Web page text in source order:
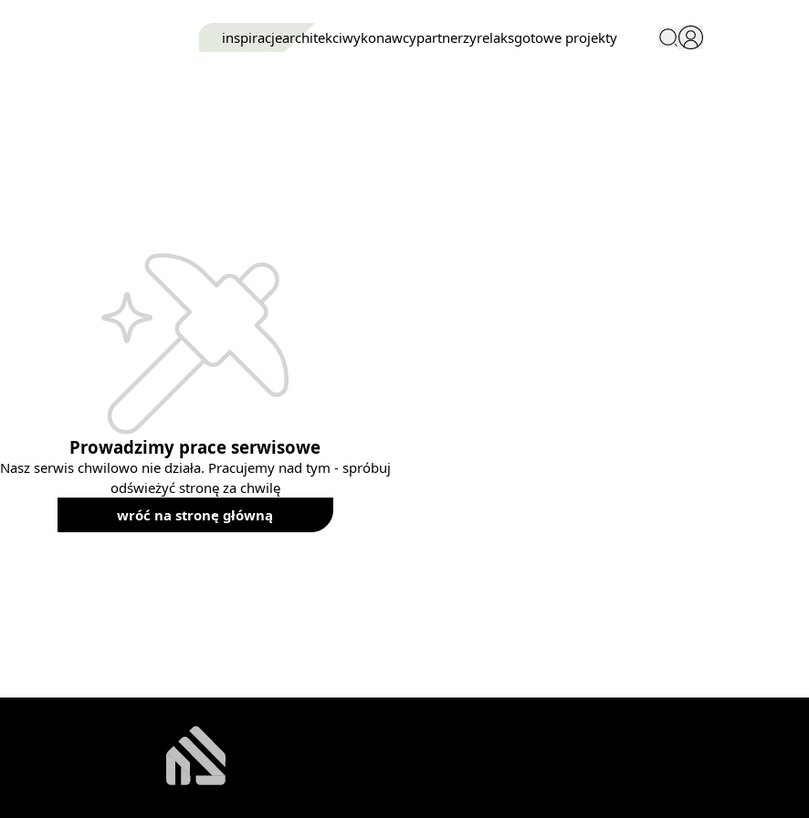
inspiracjearchitekciwykonawcypartnerzyrelaksgotowe projekty
Prowadzimy prace serwisowe
Nasz serwis chwilowo nie działa. Pracujemy nad tym - spróbuj
odświeżyć stronę za chwilę
wróć na stronę główną